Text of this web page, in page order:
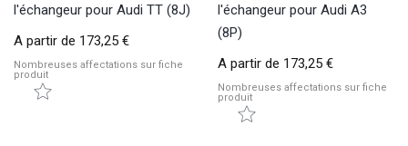
l'échangeur pour Audi TT (8J)
A partir de 173,25 €
Nombreuses affectations sur fiche
produit
l'échangeur pour Audi A3
(8P)
A partir de 173,25 €
Nombreuses affectations sur fiche
produit